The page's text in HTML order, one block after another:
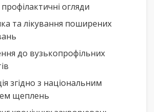
профілактичні огляди
та лікування поширених
до вузькопрофільних
згідно з національним
щеплень